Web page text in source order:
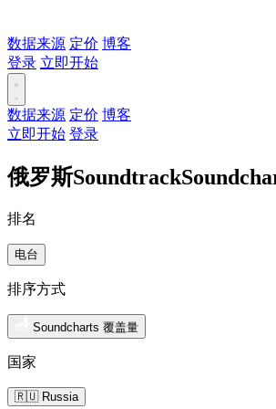
数据来源 定价 博客
登录 立即开始
数据来源 定价 博客
立即开始 登录
俄罗斯
排名
电台
排序方式
Soundcharts 覆盖量
国家
🇷🇺 Russia